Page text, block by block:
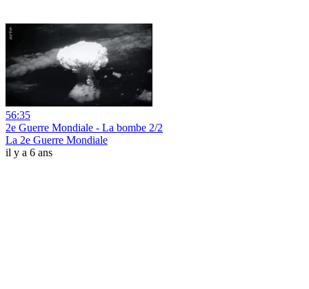
56:35
2e Guerre Mondiale - La bombe 2/2
La 2e Guerre Mondiale
il y a 6 ans